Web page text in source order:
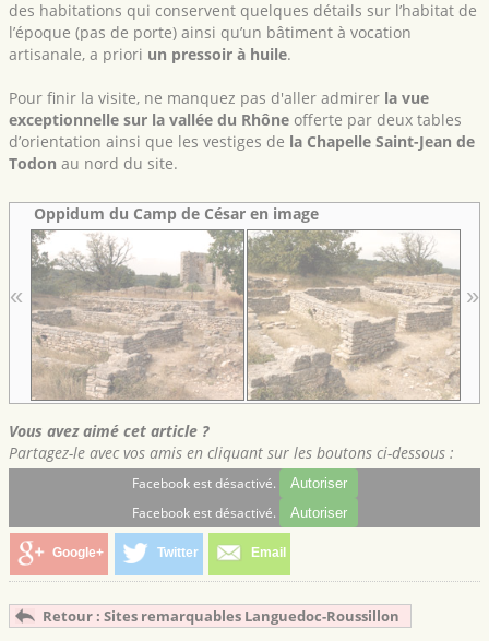
des habitations qui conservent quelques détails sur l’habitat de
l’époque (pas de porte) ainsi qu’un bâtiment à vocation
artisanale, a priori un pressoir à huile.
Pour finir la visite, ne manquez pas d'aller admirer la vue
exceptionnelle sur la vallée du Rhône offerte par deux tables
d’orientation ainsi que les vestiges de la Chapelle Saint-Jean de
Todon au nord du site.
Oppidum du Camp de César en image
« »
Vous avez aimé cet article ?
Partagez-le avec vos amis en cliquant sur les boutons ci-dessous :
Facebook est désactivé. Autoriser
Facebook est désactivé. Autoriser
Google+ Twitter Email
Retour : Sites remarquables Languedoc-Roussillon